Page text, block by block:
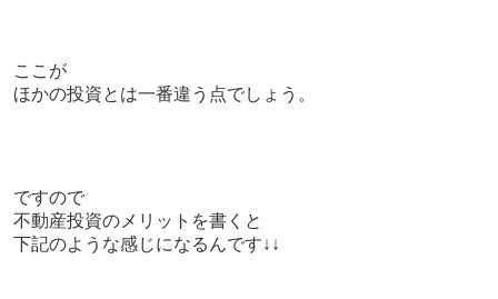
ここが
ほかの投資とは一番違う点でしょう。
ですので
不動産投資のメリットを書くと
下記のような感じになるんです↓↓